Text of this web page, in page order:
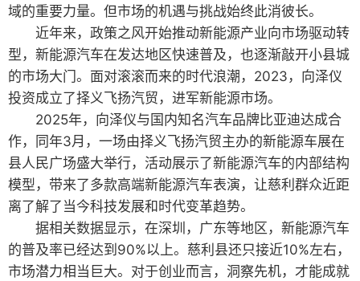
域的重要力量。但市场的机遇与挑战始终此消彼长。
近年来，政策之风开始推动新能源产业向市场驱动转
型，新能源汽车在发达地区快速普及，也逐渐敲开小县城
的市场大门。面对滚滚而来的时代浪潮，2023，向泽仪
投资成立了择义飞扬汽贸，进军新能源市场。
2025年，向泽仪与国内知名汽车品牌比亚迪达成合
作，同年3月，一场由择义飞扬汽贸主办的新能源车展在
县人民广场盛大举行，活动展示了新能源汽车的内部结构
模型，带来了多款高端新能源汽车表演，让慈利群众近距
离了解了当今科技发展和时代变革趋势。
据相关数据显示，在深圳，广东等地区，新能源汽车
的普及率已经达到90%以上。慈利县还只接近10%左右，
市场潜力相当巨大。对于创业而言，洞察先机，才能成就